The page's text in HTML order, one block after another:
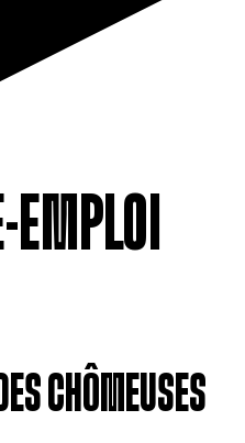
CHÔMEUSES